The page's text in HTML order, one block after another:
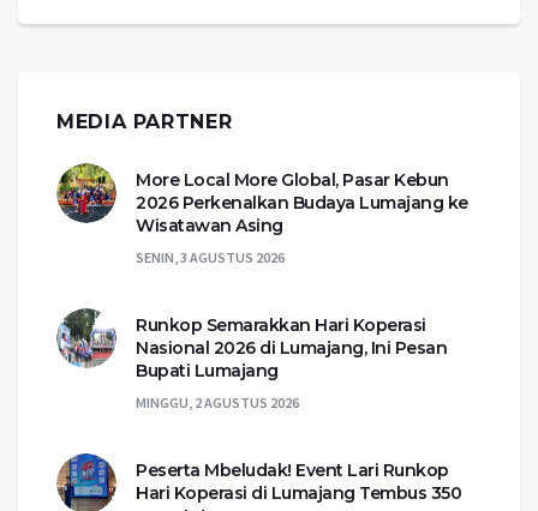
MEDIA PARTNER
More Local More Global, Pasar Kebun
2026 Perkenalkan Budaya Lumajang ke
Wisatawan Asing
SENIN, 3 AGUSTUS 2026
Runkop Semarakkan Hari Koperasi
Nasional 2026 di Lumajang, Ini Pesan
Bupati Lumajang
MINGGU, 2 AGUSTUS 2026
Peserta Mbeludak! Event Lari Runkop
Hari Koperasi di Lumajang Tembus 350